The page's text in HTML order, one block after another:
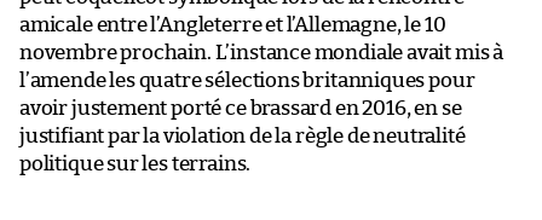
amicale entre l’Angleterre et l’Allemagne, le 10
novembre prochain. L’instance mondiale avait mis à
l’amende les quatre sélections britanniques pour
avoir justement porté ce brassard en 2016, en se
justifiant par la violation de la règle de neutralité
politique sur les terrains.